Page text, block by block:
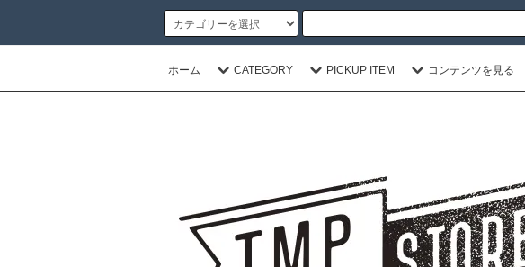
ホーム CATEGORY PICKUP ITEM コンテンツを見る